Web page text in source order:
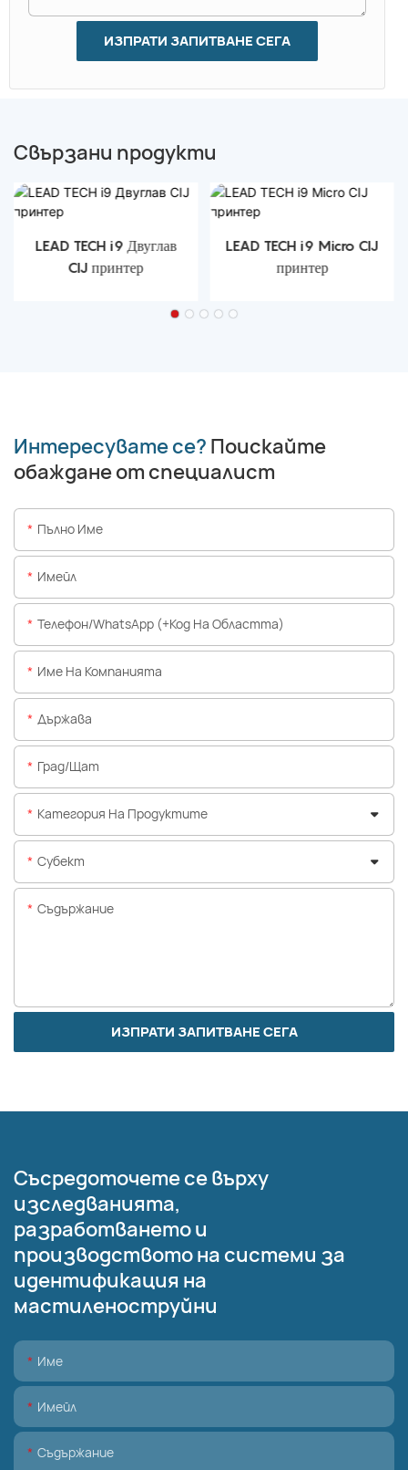
ИЗПРАТИ ЗАПИТВАНЕ СЕГА
Свързани продукти
LEAD TECH i9 Двуглав
CIJ принтер
LEAD TECH i9 Micro CIJ
принтер
Интересувате се? Поискайте
обаждане от специалист
Пълно Име
Имейл
Телефон/WhatsApp (+Код На Областта)
Име На Компанията
Държава
Град/щат
Категория На Продуктите
Субект
Съдържание
ИЗПРАТИ ЗАПИТВАНЕ СЕГА
Съсредоточете се върху
изследванията,
разработването и
производството на системи за
идентификация на
мастиленоструйни
Име
Имейл
Съдържание